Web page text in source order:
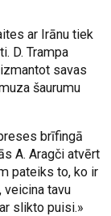
ar Irānu tiek
D. Trampa
savas
šaurumu
brīfingā
A. Aragči atvērt
pateiks to, ko ir
veicina tavu
slikto puisi.»